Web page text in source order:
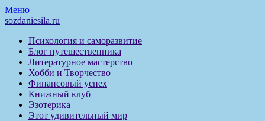
Перейти
к
Меню
sozdaniesila.ru
Психология и саморазвитие
Блог путешественника
Литературное мастерство
Хобби и Творчество
Финансовый успех
Книжный клуб
Эзотерика
Этот удивительный мир